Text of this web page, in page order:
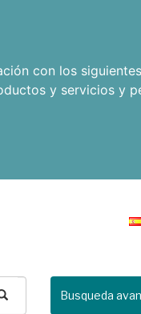
con los
y servicios y
Busqueda